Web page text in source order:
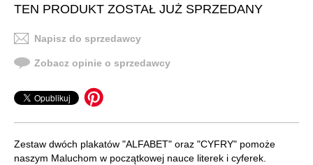
TEN PRODUKT ZOSTAŁ JUŻ SPRZEDANY
Napisz do sprzedawcy
Zobacz opinie o sprzedawcy
Zestaw dwóch plakatów "ALFABET" oraz "CYFRY" pomoże
naszym Maluchom w początkowej nauce literek i cyferek.